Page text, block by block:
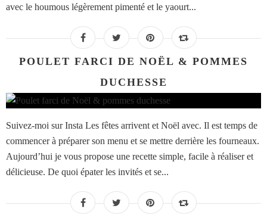
avec le houmous légèrement pimenté et le yaourt...
POULET FARCI DE NOËL & POMMES
DUCHESSE
Suivez-moi sur Insta Les fêtes arrivent et Noël avec. Il est temps de
commencer à préparer son menu et se mettre derrière les fourneaux.
Aujourd’hui je vous propose une recette simple, facile à réaliser et
délicieuse. De quoi épater les invités et se...